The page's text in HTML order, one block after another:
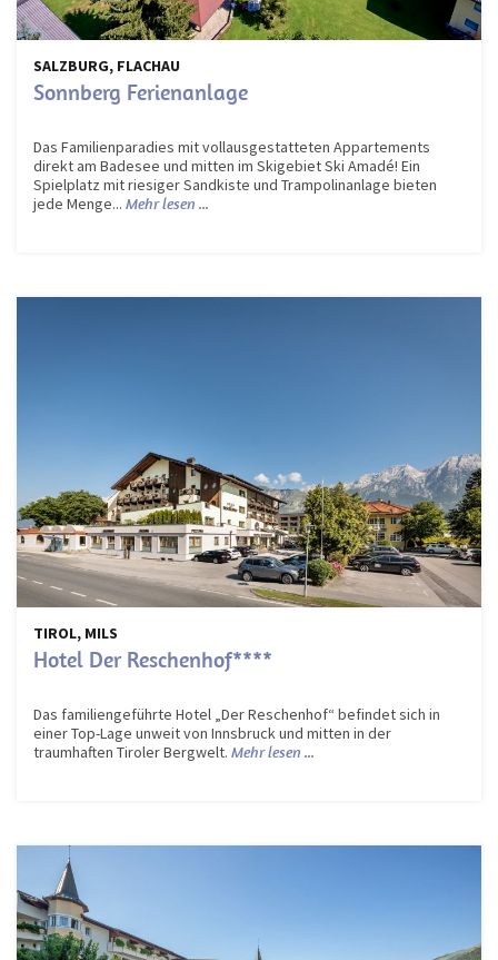
SALZBURG, FLACHAU
Sonnberg Ferienanlage
Das Familienparadies mit vollausgestatteten Appartements
direkt am Badesee und mitten im Skigebiet Ski Amadé! Ein
Spielplatz mit riesiger Sandkiste und Trampolinanlage bieten
jede Menge... Mehr lesen ...
TIROL, MILS
Hotel Der Reschenhof****
Das familiengeführte Hotel „Der Reschenhof“ befindet sich in
einer Top-Lage unweit von Innsbruck und mitten in der
traumhaften Tiroler Bergwelt. Mehr lesen ...